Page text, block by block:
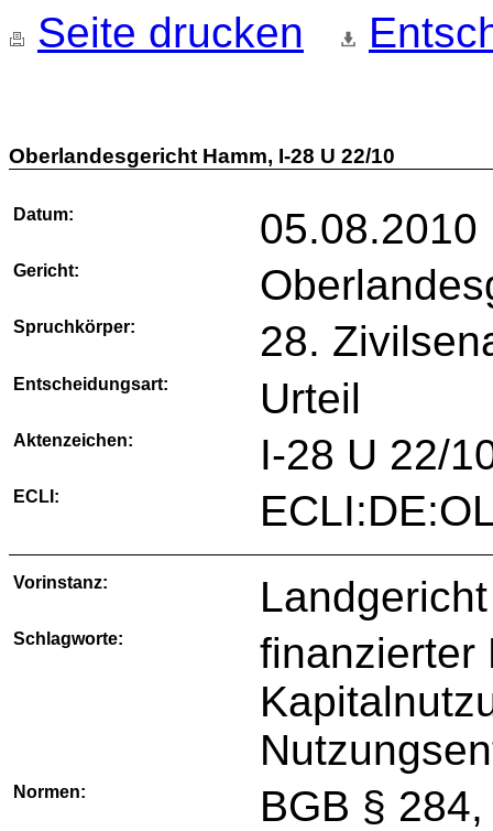
Seite drucken
Oberlandesgericht Hamm, I-28 U 22/10
Datum: 05.08.2010
Gericht:
Spruchkörper: 28.
Entscheidungsart: Urteil
Aktenzeichen: I-28 U 22/
ECLI:
Vorinstanz:
Schlagworte:
finanzierter
Normen: BGB §